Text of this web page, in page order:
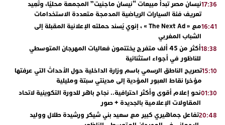
17:36نيسان مصر تبدأ مبيعات “نيسان ماجنيت” المجمعة محليًا، وتُعِيد
تعريف فئة السيارات الرياضية المدمجة متعددة الاستخدامات
16:41
مع « The Next Ad » ، إنوي يُسند حملته الإعلانية المقبلة إلى
الشباب المغربي
18:38
أكثر من 45 ألف متفرج يختتمون فعاليات المهرجان المتوسطي
للناظور في أجواء استثنائية
15:10تصريح الناطق الرسمي باسم وزارة الداخلية حول الأحداث التي عرفتها
مؤخرا نقاط العبور المؤدية إلى مدينتي سبتة ومليلية
01:30نحو إعلام أقوى وأكثر احترافية.. نجاح باهر للدورة التكوينية لاتحاد
المقاولات الإعلامية بالجديدة + صور
20:48تفاعل جماهيري كبير مع سعيد بني شيكر ورشيدة طلال ووليد